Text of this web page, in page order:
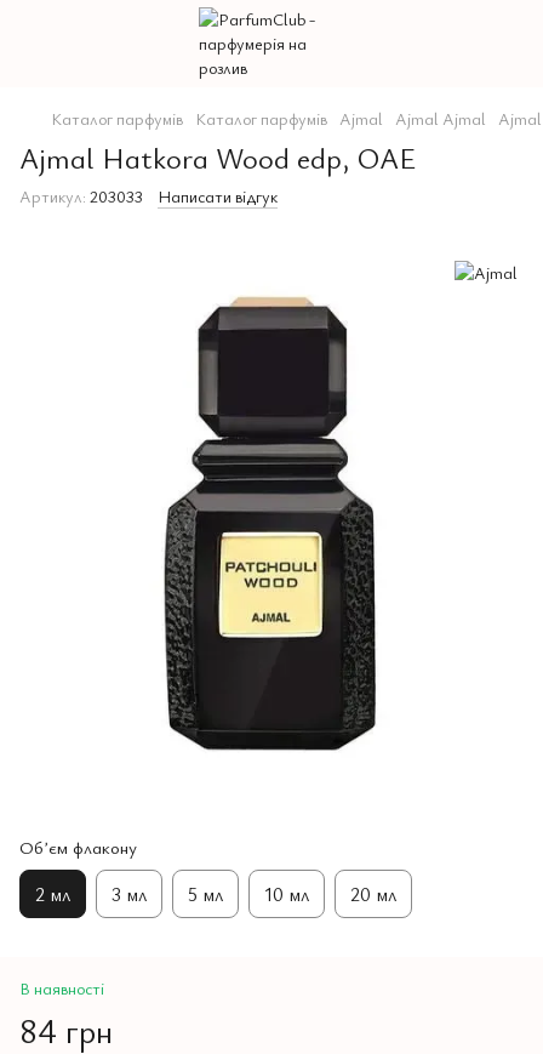
Каталог парфумів Каталог парфумів Ajmal Ajmal Ajmal
Ajmal Hatkora Wood edp, ОАЕ
Артикул: 203033 Написати відгук
Обʼєм флакону
2 мл 3 мл 5 мл 10 мл 20 мл
В наявності
84 грн